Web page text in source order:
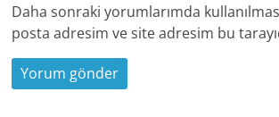
Daha sonraki yorumlarımda
posta adresim ve site adresim bu